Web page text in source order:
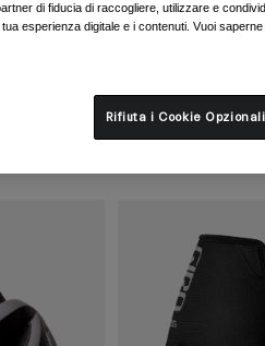
di fiducia di raccogliere, utilizzare e
esperienza digitale e i contenuti. Vuoi
Rifiuta i Cookie Opzionali